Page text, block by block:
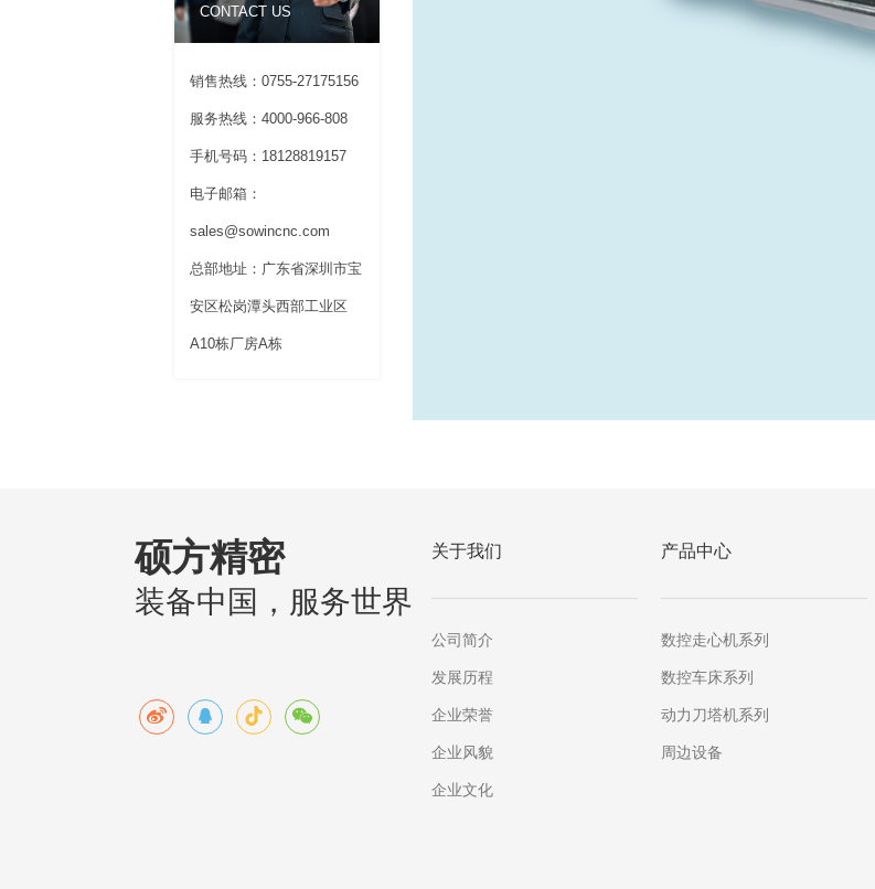
CONTACT US
销售热线：0755-27175156
服务热线：4000-966-808
手机号码：18128819157
电子邮箱：
sales@sowincnc.com
总部地址：广东省深圳市宝
安区松岗潭头西部工业区
A10栋厂房A栋
硕方精密
装备中国，服务世界
关于我们
公司简介
发展历程
企业荣誉
企业风貌
企业文化
产品中心
数控走心机系列
数控车床系列
动力刀塔机系列
周边设备